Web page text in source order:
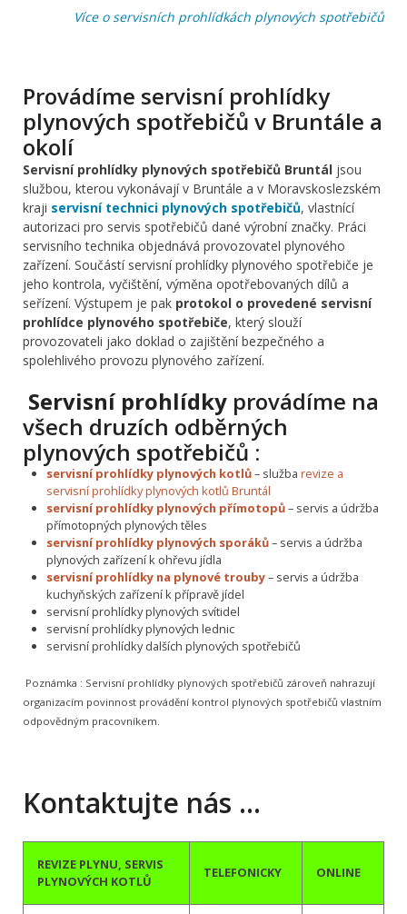
Více o servisních prohlídkách plynových spotřebičů
Provádíme servisní prohlídky
plynových spotřebičů v Bruntále a
okolí
Servisní prohlídky plynových spotřebičů Bruntál jsou
službou, kterou vykonávají v Bruntále a v Moravskoslezském
kraji servisní technici plynových spotřebičů, vlastnící
autorizaci pro servis spotřebičů dané výrobní značky. Práci
servisního technika objednává provozovatel plynového
zařízení. Součástí servisní prohlídky plynového spotřebiče je
jeho kontrola, vyčištění, výměna opotřebovaných dílů a
seřízení. Výstupem je pak protokol o provedené servisní
prohlídce plynového spotřebiče, který slouží
provozovateli jako doklad o zajištění bezpečného a
spolehlivého provozu plynového zařízení.
Servisní prohlídky provádíme na
všech druzích odběrných
plynových spotřebičů :
servisní prohlídky plynových kotlů– služba revize a
servisní prohlídky plynových kotlů Bruntál
servisní prohlídky plynových přímotopů– servis a údržba
přímotopných plynových těles
servisní prohlídky plynových sporáků– servis a údržba
plynových zařízení k ohřevu jídla
servisní prohlídky na plynové trouby– servis a údržba
kuchyňských zařízení k přípravě jídel
servisní prohlídky plynových svítidel
servisní prohlídky plynových lednic
servisní prohlídky dalších plynových spotřebičů
Poznámka : Servisní prohlídky plynových spotřebičů zároveň nahrazují
organizacím povinnost provádění kontrol plynových spotřebičů vlastním
odpovědným pracovníkem.
Kontaktujte nás …
REVIZE PLYNU, SERVIS
PLYNOVÝCH KOTLŮ
TELEFONICKY ONLINE